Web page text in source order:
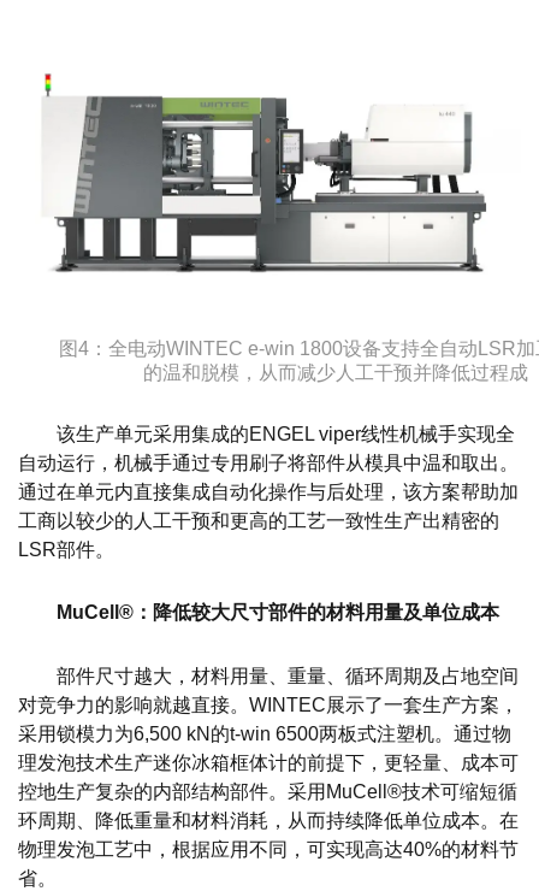
图4：全电动WINTEC e-win 1800设备支持全自动LSR
的温和脱模，从而减少人工干预并降低过程成
该生产单元采用集成的ENGEL viper线性机械手实现全
自动运行，机械手通过专用刷子将部件从模具中温和取出。
通过在单元内直接集成自动化操作与后处理，该方案帮助加
工商以较少的人工干预和更高的工艺一致性生产出精密的
LSR部件。
MuCell®：降低较大尺寸部件的材料用量及单位成本
部件尺寸越大，材料用量、重量、循环周期及占地空间
对竞争力的影响就越直接。WINTEC展示了一套生产方案，
采用锁模力为6,500 kN的t-win 6500两板式注塑机。通过物
理发泡技术生产迷你冰箱框体计的前提下，更轻量、成本可
控地生产复杂的内部结构部件。采用MuCell®技术可缩短循
环周期、降低重量和材料消耗，从而持续降低单位成本。在
物理发泡工艺中，根据应用不同，可实现高达40%的材料节
省。